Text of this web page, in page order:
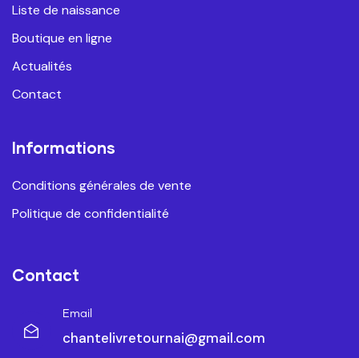
Liste de naissance
Boutique en ligne
Actualités
Contact
Informations
Conditions générales de vente
Politique de confidentialité
Contact
Email
chantelivretournai@gmail.com